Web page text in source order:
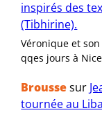
inspirés des
(Tibhirine).
Véronique et
qqes jours à
Broussesur
tournée au